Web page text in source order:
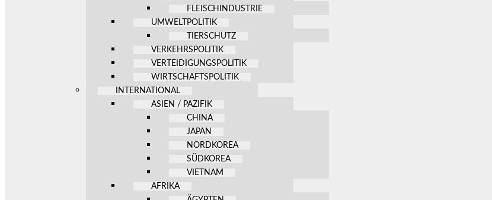
FLEISCHINDUSTRIE
UMWELTPOLITIK
TIERSCHUTZ
VERKEHRSPOLITIK
VERTEIDIGUNGSPOLITIK
WIRTSCHAFTSPOLITIK
INTERNATIONAL
ASIEN / PAZIFIK
CHINA
JAPAN
NORDKOREA
SÜDKOREA
VIETNAM
AFRIKA